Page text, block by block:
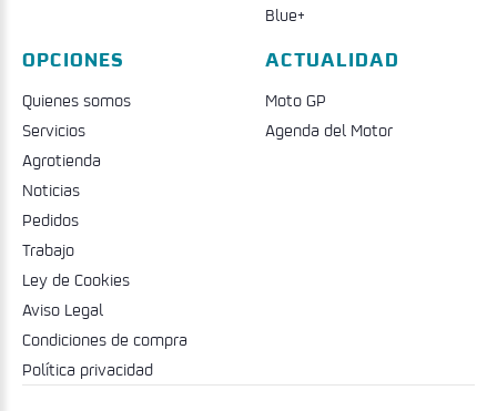
Blue+
OPCIONES
Quienes somos
Servicios
Agrotienda
Noticias
Pedidos
Trabajo
Ley de Cookies
Aviso Legal
Condiciones de compra
Política privacidad
ACTUALIDAD
Moto GP
Agenda del Motor